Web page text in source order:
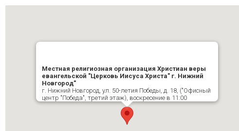
Местная религиозная организация Христиан веры
евангельской "Церковь Иисуса Христа" г. Нижний
Новгород"
г. Нижний Новгород, ул. 50-летия Победы, д. 18, ("Офисный
центр "Победа", третий этаж), воскресение в 11:00